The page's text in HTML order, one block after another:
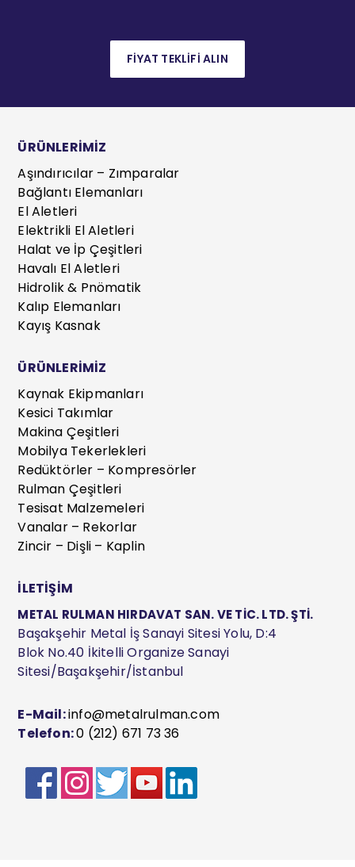
FİYAT TEKLİFİ ALIN
ÜRÜNLERİMİZ
Aşındırıcılar – Zımparalar
Bağlantı Elemanları
El Aletleri
Elektrikli El Aletleri
Halat ve İp Çeşitleri
Havalı El Aletleri
Hidrolik & Pnömatik
Kalıp Elemanları
Kayış Kasnak
ÜRÜNLERİMİZ
Kaynak Ekipmanları
Kesici Takımlar
Makina Çeşitleri
Mobilya Tekerlekleri
Redüktörler – Kompresörler
Rulman Çeşitleri
Tesisat Malzemeleri
Vanalar – Rekorlar
Zincir – Dişli – Kaplin
İLETİŞİM
METAL RULMAN HIRDAVAT SAN. VE TİC. LTD. ŞTİ.
Başakşehir Metal İş Sanayi Sitesi Yolu, D:4
Blok No.40 İkitelli Organize Sanayi
Sitesi/Başakşehir/İstanbul
E-Mail:info@metalrulman.com
Telefon:0 (212) 671 73 36